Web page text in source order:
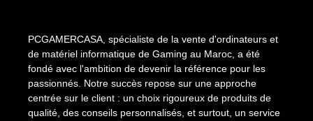
PCGAMERCASA, spécialiste de la vente d'ordinateurs et
de matériel informatique de Gaming au Maroc, a été
fondé avec l'ambition de devenir la référence pour les
passionnés. Notre succès repose sur une approche
centrée sur le client : un choix rigoureux de produits de
qualité, des conseils personnalisés, et surtout, un service